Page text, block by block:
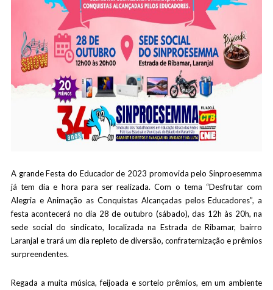
A grande Festa do Educador de 2023 promovida pelo Sinproesemma
já tem dia e hora para ser realizada. Com o tema “Desfrutar com
Alegria e Animação as Conquistas Alcançadas pelos Educadores”, a
festa acontecerá no dia 28 de outubro (sábado), das 12h às 20h, na
sede social do sindicato, localizada na Estrada de Ribamar, bairro
Laranjal e trará um dia repleto de diversão, confraternização e prêmios
surpreendentes.
Regada a muita música, feijoada e sorteio prêmios, em um ambiente